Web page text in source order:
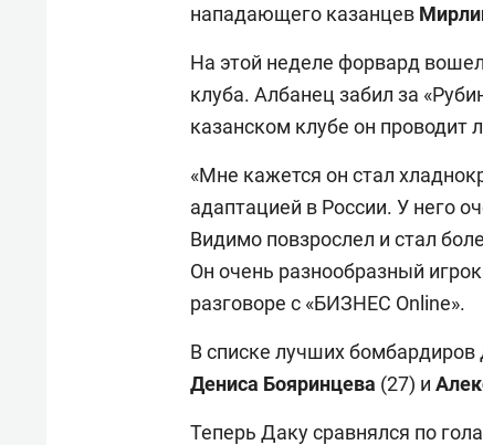
нападающего казанцев
На этой неделе форвард
клуба. Албанец забил за
казанском клубе он проводит
«Мне кажется он стал
адаптацией в России. У него
Видимо повзрослел и стал
Он очень разнообразный
разговоре с «БИЗНЕС Online».
В списке лучших
Дениса Бояринцева (27) и
Теперь Даку сравнялся по